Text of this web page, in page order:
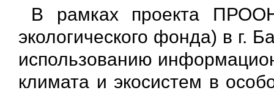
В рамках проекта
экологического фонда) в г.
использованию
климата и экосистем в